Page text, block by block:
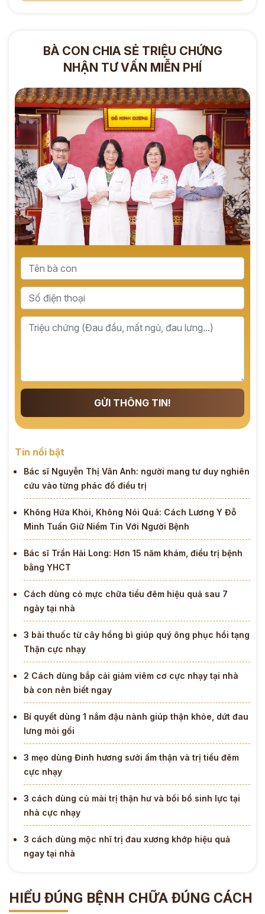
BÀ CON CHIA SẺ TRIỆU CHỨNG
NHẬN TƯ VẤN MIỄN PHÍ
GỬI THÔNG TIN!
Tin nổi bật
Bác sĩ Nguyễn Thị Vân Anh: người mang tư duy nghiên
cứu vào từng phác đồ điều trị
Không Hứa Khỏi, Không Nói Quá: Cách Lương Y Đỗ
Minh Tuấn Giữ Niềm Tin Với Người Bệnh
Bác sĩ Trần Hải Long: Hơn 15 năm khám, điều trị bệnh
bằng YHCT
Cách dùng cỏ mực chữa tiểu đêm hiệu quả sau 7
ngày tại nhà
3 bài thuốc từ cây hồng bì giúp quý ông phục hồi tạng
Thận cực nhạy
2 Cách dùng bắp cải giảm viêm cơ cực nhạy tại nhà
bà con nên biết ngay
Bí quyết dùng 1 nắm đậu nành giúp thận khỏe, dứt đau
lưng mỏi gối
3 mẹo dùng Đinh hương sưởi ấm thận và trị tiểu đêm
cực nhạy
3 cách dùng củ mài trị thận hư và bồi bổ sinh lực tại
nhà cực nhạy
3 cách dùng mộc nhĩ trị đau xương khớp hiệu quả
ngay tại nhà
HIỂU ĐÚNG BỆNH CHỮA ĐÚNG CÁCH